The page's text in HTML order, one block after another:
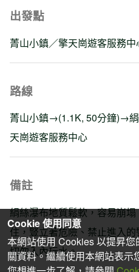
出發點
菁山小鎮／擎天崗遊客服務中
路線
菁山小鎮→(1.1K, 50分鐘)→
天崗遊客服務中心
備註
絹絲瀑布地質鬆軟，容易崩
住，豎立著危險、禁止進入
切勿入內玩水。
Cookie 使用同意
本網站使用 Cookies 以提昇
關資料。繼續使用本網站表